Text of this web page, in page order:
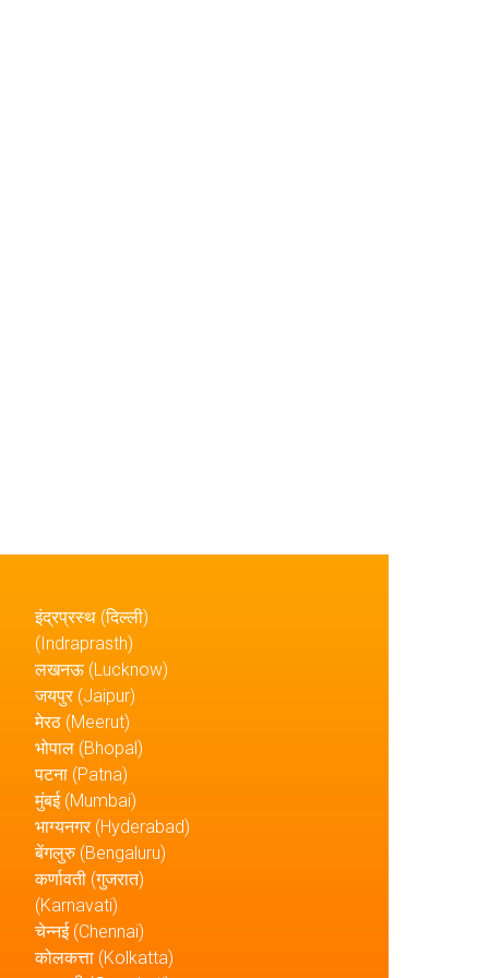
इंद्रप्रस्थ (दिल्ली)
(Indraprasth)
लखनऊ (Lucknow)
जयपुर (Jaipur)
मेरठ (Meerut)
भोपाल (Bhopal)
पटना (Patna)
मुंबई (Mumbai)
भाग्यनगर (Hyderabad)
बेंगलुरु (Bengaluru)
कर्णावती (गुजरात)
(Karnavati)
चेन्नई (Chennai)
कोलकत्ता (Kolkatta)